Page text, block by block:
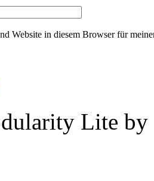
Website in diesem Browser für
Lite by